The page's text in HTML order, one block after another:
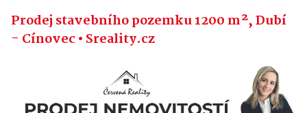
Prodej stavebního pozemku 1200 m², Dubí
- Cínovec • Sreality.cz